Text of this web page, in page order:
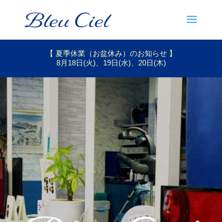
【 夏季休業（お盆休み）のお知らせ 】
8月18日(火)、19日(水)、20日(木)